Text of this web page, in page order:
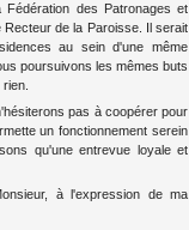
des Patronages et
Recteur de la Paroisse. Il serait
au sein d'une même
poursuivons les mêmes buts
pas à coopérer pour
un fonctionnement serein
qu'une entrevue loyale et
à l'expression de ma